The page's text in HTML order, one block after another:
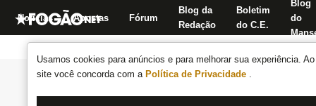
Usamos cookies para anúncios e para melhorar sua experiência.
site você concorda com a Política de Privacidade .
Notícias Apostas Fórum
Blog da
Redação
Boletim
do C.E.
Blog
do